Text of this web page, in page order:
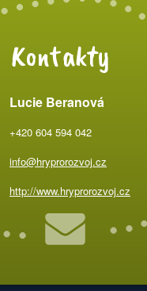
Kontakty
Lucie Beranová
+420 604 594 042
info@hryprorozvoj.cz
http://www.hryprorozvoj.cz